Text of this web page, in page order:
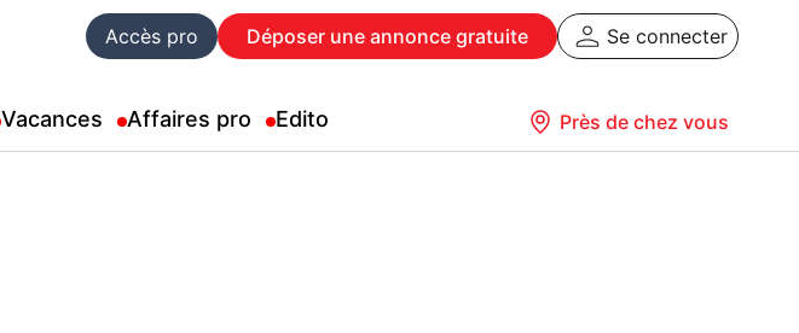
Accès pro Déposer une annonce gratuite Se connecter
Vacances Affaires pro Edito Près de chez vous